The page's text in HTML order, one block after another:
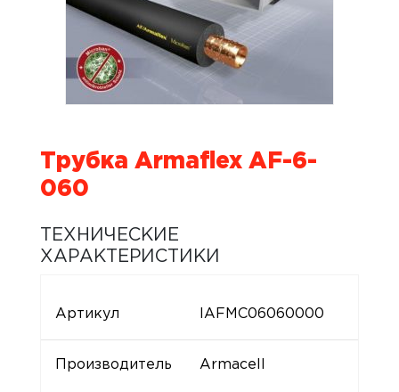
Трубка Armaflex AF-6-
060
ТЕХНИЧЕСКИЕ
ХАРАКТЕРИСТИКИ
Артикул IAFMC06060000
Производитель Armacell